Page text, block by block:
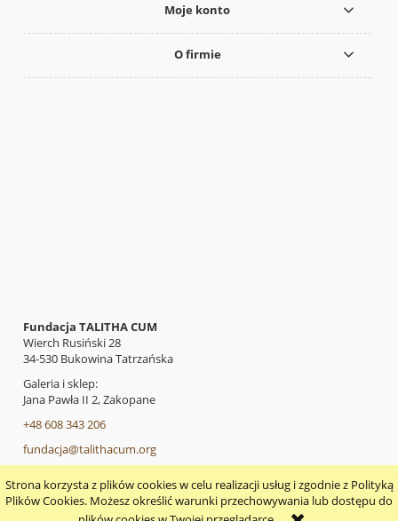
Strona korzysta z plików cookies w celu realizacji usług i zgodnie z Polityką
Plików Cookies. Możesz określić warunki przechowywania lub dostępu do
Moje konto
O firmie
Fundacja TALITHA CUM
Wierch Rusiński 28
34-530 Bukowina Tatrzańska
Galeria i sklep:
Jana Pawła II 2, Zakopane
+48 608 343 206
fundacja@talithacum.org
pokaż pełną wersję strony